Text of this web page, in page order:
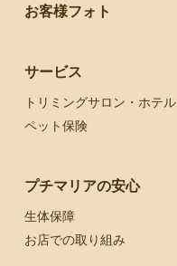
お客様フォト
サービス
トリミングサロン・ホテル
ペット保険
プチマリアの安心
生体保障
お店での取り組み